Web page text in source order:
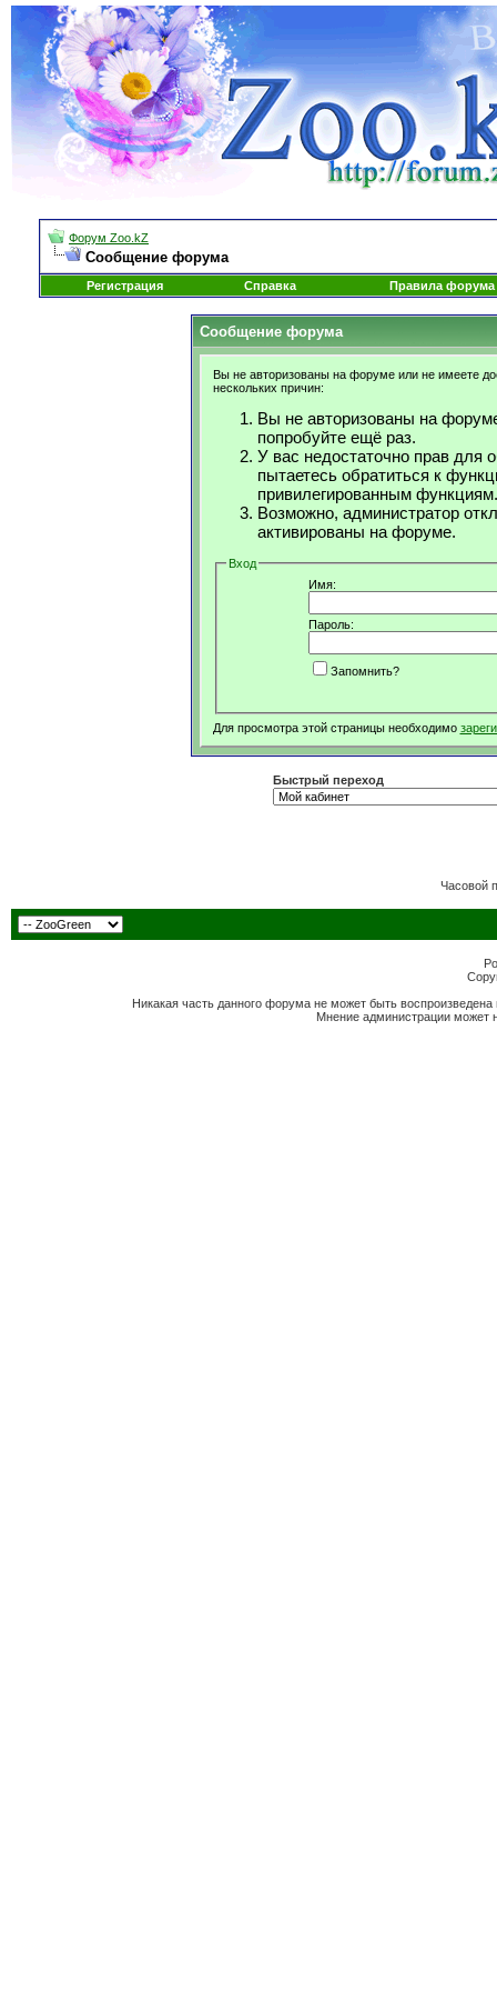
Форум Zoo.kZ
Сообщение форума
Регистрация Справка Правила форума
Сообщение форума
Вы не авторизованы на форуме или не имеете
нескольких причин:
Вы не авторизованы на
попробуйте ещё раз.
У вас недостаточно прав для
пытаетесь обратиться к
привилегированным функциям.
Возможно, администратор
активированы на форуме.
Вход
Имя:
Пароль:
Запомнить?
Для просмотра этой страницы необходимо
Быстрый переход
Часовой
Никакая часть данного форума не может быть
Мнение администрации может